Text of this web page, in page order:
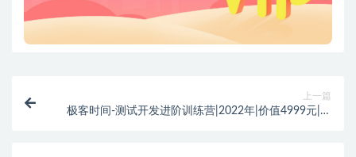
上一篇
极客时间-测试开发进阶训练营|2022年|价值4999元|更